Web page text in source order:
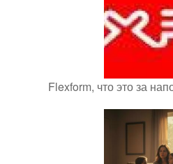
Flexform, что это за